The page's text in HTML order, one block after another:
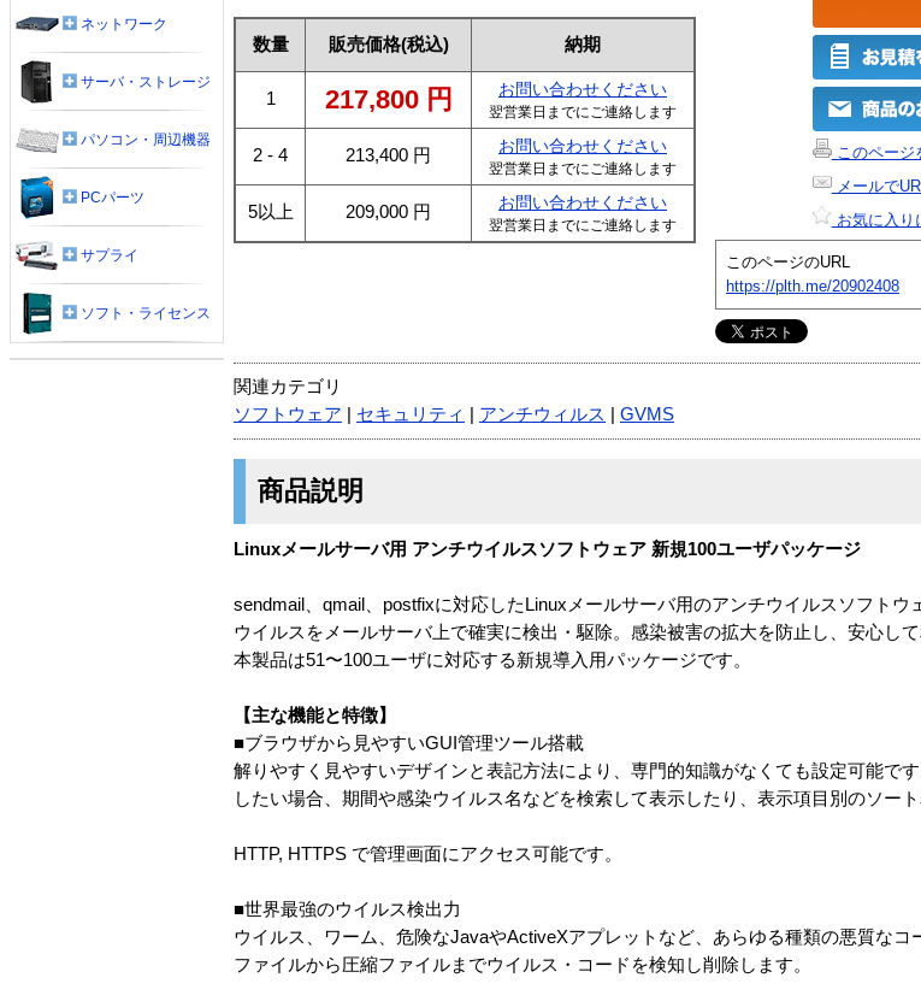
数量 販売価格(税込) 納期
1 217,800 円 お問い合わせください
翌営業日までにご連絡します
2 - 4 213,400 円 お問い合わせください
翌営業日までにご連絡します
5以上 209,000 円 お問い合わせください
翌営業日までにご連絡します
このページ
メールで
お気に入り
このページのURL
https://plth.me/20902408
関連カテゴリ
ソフトウェア
セキュリティ アンチウィルス GVMS
商品説明
Linuxメールサーバ用 アンチウイルスソフトウェア 新規100ユーザパッケージ
sendmail、qmail、postfixに対応したLinuxメールサーバ用のアンチウイルスソフトウ
ウイルスをメールサーバ上で確実に検出・駆除。感染被害の拡大を防止し、安心し
本製品は51〜100ユーザに対応する新規導入用パッケージです。
【主な機能と特徴】
■ブラウザから見やすいGUI管理ツール搭載
解りやすく見やすいデザインと表記方法により、専門的知識がなくても設定可能で
したい場合、期間や感染ウイルス名などを検索して表示したり、表示項目別のソー
HTTP, HTTPS で管理画面にアクセス可能です。
■世界最強のウイルス検出力
ウイルス、ワーム、危険なJavaやActiveXアプレットなど、あらゆる種類の悪質な
ファイルから圧縮ファイルまでウイルス・コードを検知し削除します。
ネットワーク
サーバ・ストレージ
パソコン・周辺機器
PCパーツ
サプライ
ソフト・ライセンス